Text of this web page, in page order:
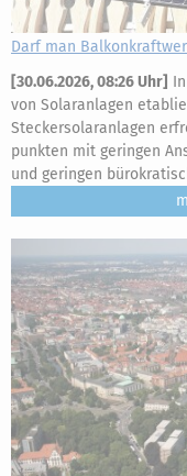
Darf man
[30.06.2026, 08:26 Uhr]
von Solaranlagen
Steckersolaranlagen
punkten mit geringen
und geringen